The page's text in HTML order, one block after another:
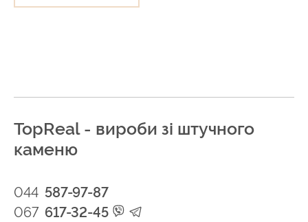
TopReal - вироби зі штучного
каменю
044 587-97-87
067 617-32-45